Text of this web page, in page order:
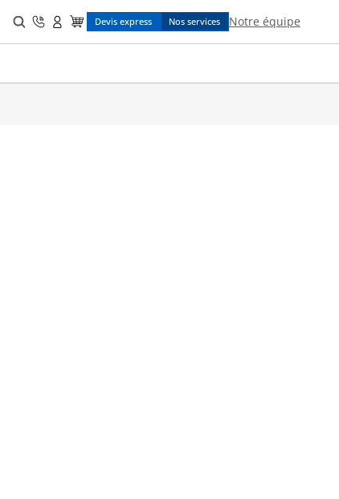
Search
for:
Devis express Nos services Notre équipe